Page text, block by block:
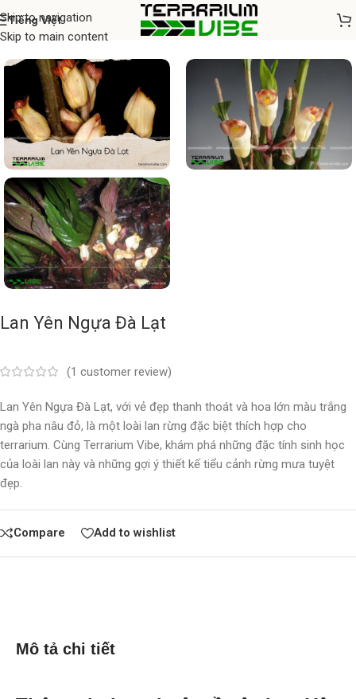
Skip to navigation
Skip to main content
Tiếng Việt
Home/Cây thủy sinh
Lan Yên Ngựa Đà Lạt
(1 customer review)
Lan Yên Ngựa Đà Lạt, với vẻ đẹp thanh thoát và hoa lớn màu trắng
ngà pha nâu đỏ, là một loài lan rừng đặc biệt thích hợp cho
terrarium. Cùng Terrarium Vibe, khám phá những đặc tính sinh học
của loài lan này và những gợi ý thiết kế tiểu cảnh rừng mưa tuyệt
đẹp.
Compare Add to wishlist
Mô tả chi tiết